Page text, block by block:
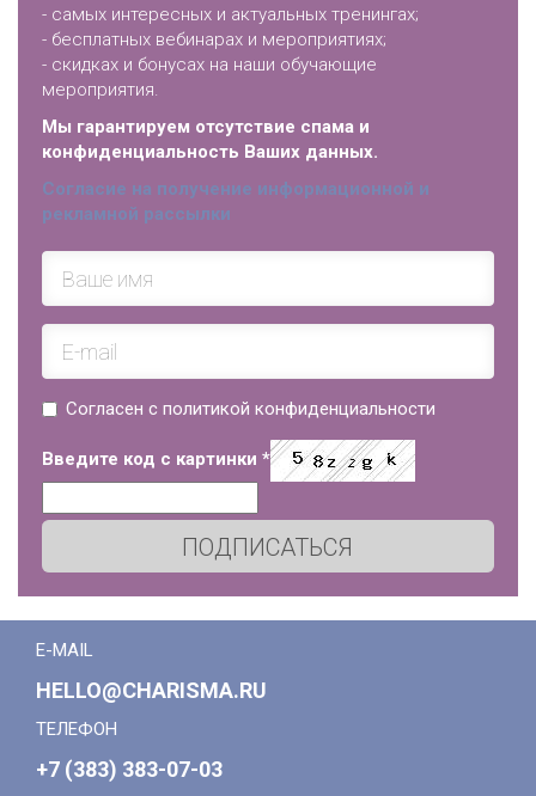
- самых интересных и актуальных тренингах;
- бесплатных вебинарах и мероприятиях;
- скидках и бонусах на наши обучающие
мероприятия.
Мы гарантируем отсутствие спама и
конфиденциальность Ваших данных.
Согласие на получение информационной и
рекламной рассылки
Согласен с политикой конфиденциальности
Введите код с картинки *
ПОДПИСАТЬСЯ
E-MAIL
HELLO@CHARISMA.RU
ТЕЛЕФОН
+7 (383) 383-07-03